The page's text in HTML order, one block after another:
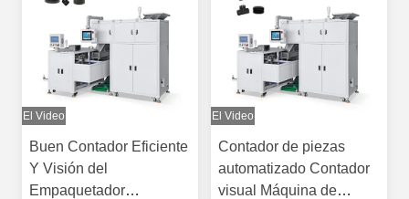
El Video
Buen Contador Eficiente
Y Visión del
Empaquetador
El Video
Contador de piezas
automatizado Contador
visual Máquina de